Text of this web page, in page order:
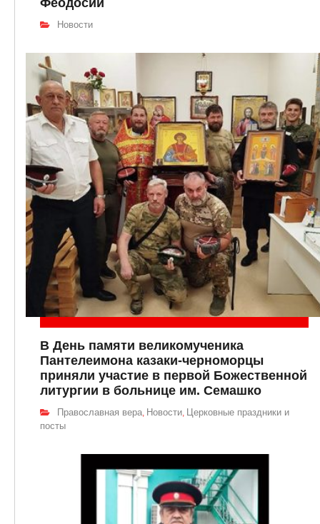
Феодосии
Новости
В День памяти великомученика
Пантелеимона казаки-черноморцы
приняли участие в первой Божественной
литургии в больнице им. Семашко
Православная вера, Новости,
Церковные праздники и
посты